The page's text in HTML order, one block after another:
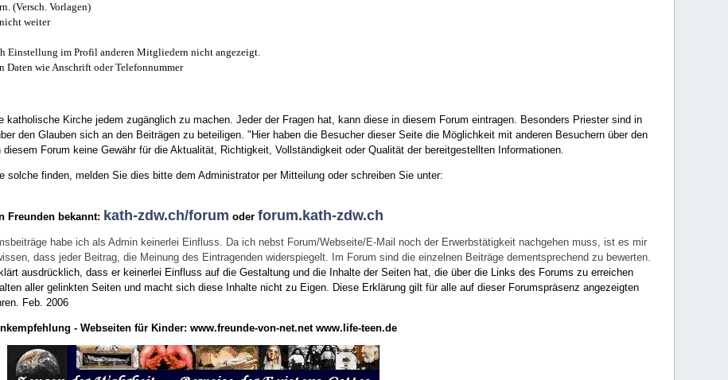
(Versch. Vorlagen)
weiter
Einstellung im Profil anderen Mitgliedern nicht angezeigt.
Daten wie Anschrift oder Telefonnummer
katholische Kirche jedem zugänglich zu machen. Jeder der Fragen hat, kann diese in diesem Forum eintragen. Besonders Priester sind in
den Glauben sich an den Beiträgen zu beteiligen. "Hier haben die Besucher dieser Seite die Möglichkeit mit anderen Besuchern über den
Forum keine Gewähr für die Aktualität, Richtigkeit, Vollständigkeit oder Qualität der bereitgestellten Informationen.
solche finden, melden Sie dies bitte dem Administrator per Mitteilung oder schreiben Sie unter:
Freunden bekannt: kath-zdw.ch/forum oderforum.kath-zdw.ch
habe ich als Admin keinerlei Einfluss. Da ich nebst Forum/Webseite/E-Mail noch der Erwerbstätigkeit nachgehen muss, ist es mir
dass jeder Beitrag, die Meinung des Eintragenden widerspiegelt. Im Forum sind die einzelnen Beiträge dementsprechend zu bewerten.
ausdrücklich, dass er keinerlei Einfluss auf die Gestaltung und die Inhalte der Seiten hat, die über die Links des Forums zu erreichen
aller gelinkten Seiten und macht sich diese Inhalte nicht zu Eigen.
Diese Erklärung gilt für alle auf dieser Forumspräsenz angezeigten
Feb. 2006
- Webseiten für Kinder: www.freunde-von-net.net www.life-teen.de